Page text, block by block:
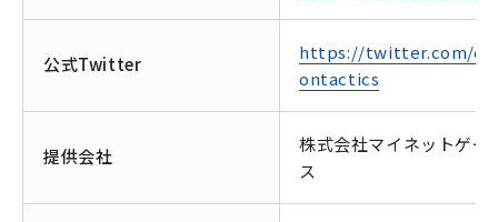
公式Twitter
https://twitter.com/
ontactics
提供会社
株式会社マイネットゲー
ス